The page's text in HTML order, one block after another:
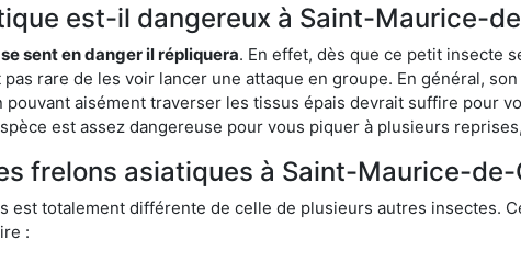
est-il dangereux à Saint-Maurice-
sent en danger il répliquera. En effet, dès que ce petit insecte
rare de les voir lancer une attaque en groupe. En général,
aisément traverser les tissus épais devrait suffire pour
est assez dangereuse pour vous piquer à plusieurs
frelons asiatiques à Saint-Maurice-de-
est totalement différente de celle de plusieurs autres insectes.
: